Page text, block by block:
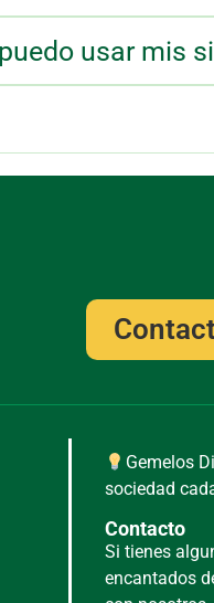
usar mis
Gemelos
sociedad
Contacto
Si tienes
encantados